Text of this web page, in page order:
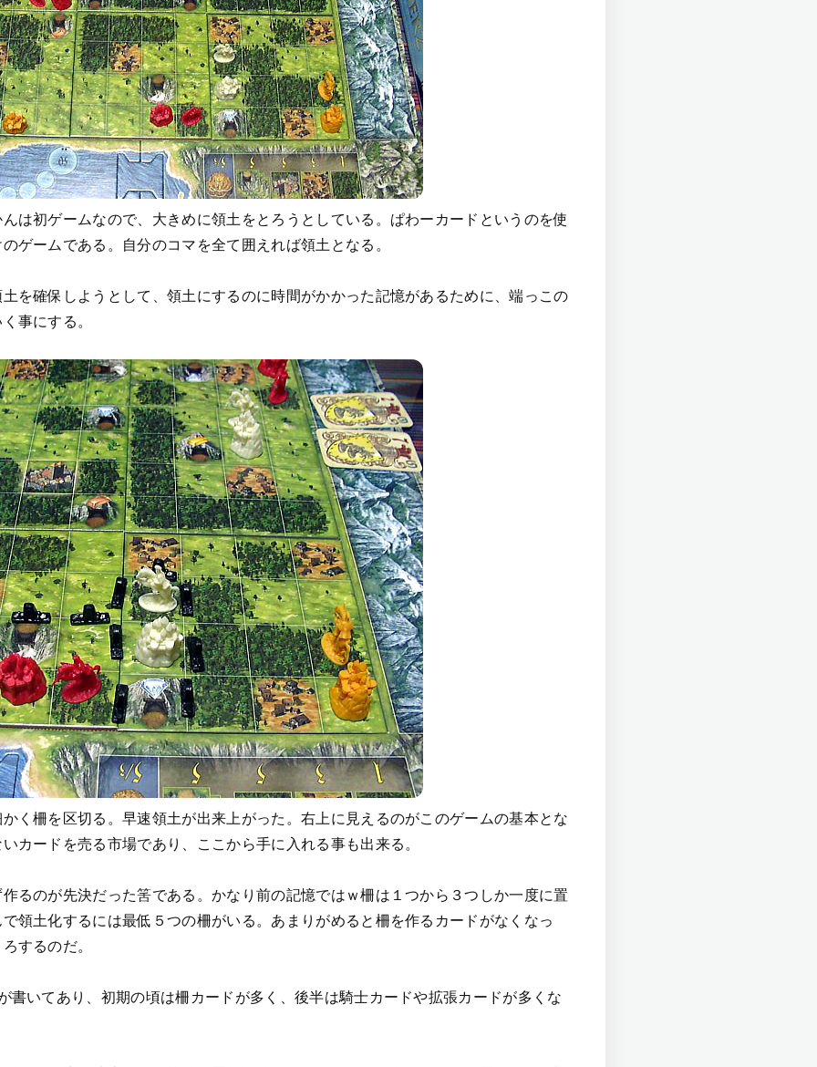
は初ゲームなので、大きめに領土をとろうとしている。ぱわーカードというのを使
ゲームである。自分のコマを全て囲えれば領土となる。
を確保しようとして、領土にするのに時間がかかった記憶があるために、端っこの
事にする。
く柵を区切る。早速領土が出来上がった。右上に見えるのがこのゲームの基本とな
カードを売る市場であり、ここから手に入れる事も出来る。
るのが先決だった筈である。かなり前の記憶ではｗ柵は１つから３つしか一度に置
領土化するには最低５つの柵がいる。あまりがめると柵を作るカードがなくなっ
するのだ。
いてあり、初期の頃は柵カードが多く、後半は騎士カードや拡張カードが多くな